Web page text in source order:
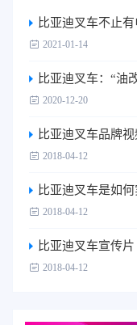
比亚迪叉车不止有
2021-01-14
比亚迪叉车：“油
2020-12-20
比亚迪叉车品牌
2018-04-12
比亚迪叉车是如何
2018-04-12
比亚迪叉车宣传片
2018-04-12